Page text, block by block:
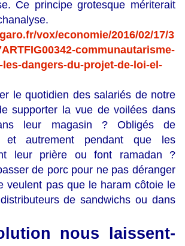
Ce principe grotesque mériterait
vox/economie/2016/02/17/3
communautarisme-
dangers-du-projet-de-loi-el-
le quotidien des salariés de notre
supporter la vue de voilées dans
leur magasin ? Obligés de
et autrement pendant que les
leur prière ou font ramadan ?
de porc pour ne pas déranger
veulent pas que le haram côtoie le
de sandwichs ou dans
nous laissent-